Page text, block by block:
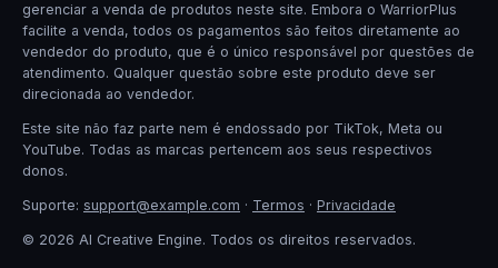
gerenciar a venda de produtos neste site. Embora o WarriorPlus
facilite a venda, todos os pagamentos são feitos diretamente ao
vendedor do produto, que é o único responsável por questões de
atendimento. Qualquer questão sobre este produto deve ser
direcionada ao vendedor.
Este site não faz parte nem é endossado por TikTok, Meta ou
YouTube. Todas as marcas pertencem aos seus respectivos
donos.
Suporte: support@example.com · Termos · Privacidade
© 2026 AI Creative Engine. Todos os direitos reservados.